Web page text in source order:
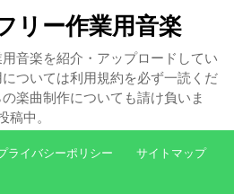
リー作業用音楽
音楽を紹介・アップロードしてい
ついては利用規約を必ず一読くだ
楽曲制作についても請け負いま
稿中。
ライバシーポリシー サイトマップ